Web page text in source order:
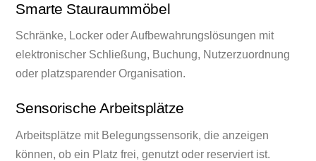
Smarte Stauraummöbel
Schränke, Locker oder Aufbewahrungslösungen mit
elektronischer Schließung, Buchung, Nutzerzuordnung
oder platzsparender Organisation.
Sensorische Arbeitsplätze
Arbeitsplätze mit Belegungssensorik, die anzeigen
können, ob ein Platz frei, genutzt oder reserviert ist.